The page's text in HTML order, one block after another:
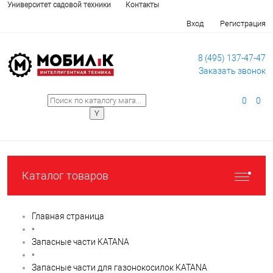
Университет садовой техники Контакты
Вход Регистрация
8 (495) 137-47-47
Заказать звонок
0 0
Каталог товаров
Главная страница
•
Запасные части KATANA
•
Запасные части для газонокосилок KATANA